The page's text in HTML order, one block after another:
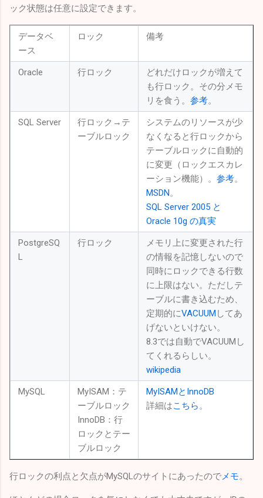
ック状態は任意に設定できます。
データベ
ース
ロック 備考
Oracle 行ロック
どれだけロックが増えて
も行ロック。その分メモ
リを食う。 参考。
SQL Server
行ロック→テ
ーブルロック
システムのリソースが少
なくなると行ロックから
テーブルロックに自動的
に変更（ロックエスカレ
ーション機能）。 参考。
MSDN。
SQL Server 2005 と
Oracle 10g の真実
PostgreSQ
L
行ロック
メモリ上に変更された行
の情報を記憶しないので
同時にロックできる行数
に上限はない。ただしテ
ーブルに書き込むため、
定期的にVACUUM してあ
げないといけない。
8.3では自動でVACUUMし
てくれるらしい。
wikipedia
MySQL
MyISAM：テ
ーブルロック
InnoDB：行
ロックとテー
ブルロック
MyISAMとInnoDB
詳細はこちら 。
行ロックの利点と欠点がMySQLのサイトにあったので メモ。